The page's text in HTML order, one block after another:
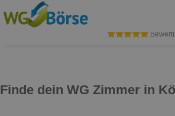
Finde dein WG Zimmer in